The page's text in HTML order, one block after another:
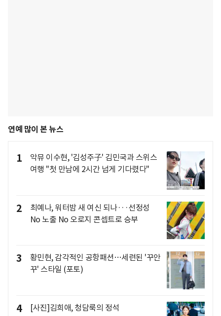
연예 많이 본 뉴스
1
악뮤 이수현, '김성주子' 김민국과 스위스
여행 "첫 만남에 2시간 넘게 기다렸다"
2
최예나, 워터밤 새 여신 되나···선정성
No 노출 No 오로지 콘셉트로 승부
3
황민현, 감각적인 공항패션…세련된 '꾸안
꾸' 스타일 (포토)
4 [사진]김희애, 청담룩의 정석